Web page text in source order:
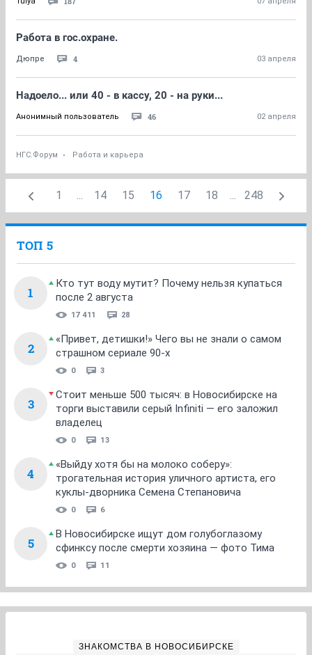
Работа в гос.охране.
Дюпре 4 03 апреля
Надоело... или 40 - в кассу, 20 - на руки...
Анонимный пользователь 46 02 апреля
НГС.Форум Работа и карьера
1 ... 14 15 16 17 18 ... 248
ТОП 5
1
Кто тут воду мутит? Почему нельзя купаться
после 2 августа
17 411 28
2
«Привет, детишки!» Чего вы не знали о самом
страшном сериале 90-х
0 3
3
Стоит меньше 500 тысяч: в Новосибирске на
торги выставили серый Infiniti — его заложил
владелец
0 13
4
«Выйду хотя бы на молоко соберу»:
трогательная история уличного артиста, его
куклы-дворника Семена Степановича
0 6
5
В Новосибирске ищут дом голубоглазому
сфинксу после смерти хозяина — фото Тима
0 11
ЗНАКОМСТВА В НОВОСИБИРСКЕ